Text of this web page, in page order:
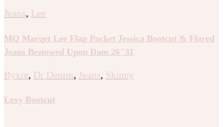
Jeans, Lee
MQ Marqet Lee Flap Pocket Jessica Bootcut & Flared
Jeans Bestowed Upon Dam 26″31
Byxor, Dr Denim, Jeans, Skinny
Lexy Bootcut